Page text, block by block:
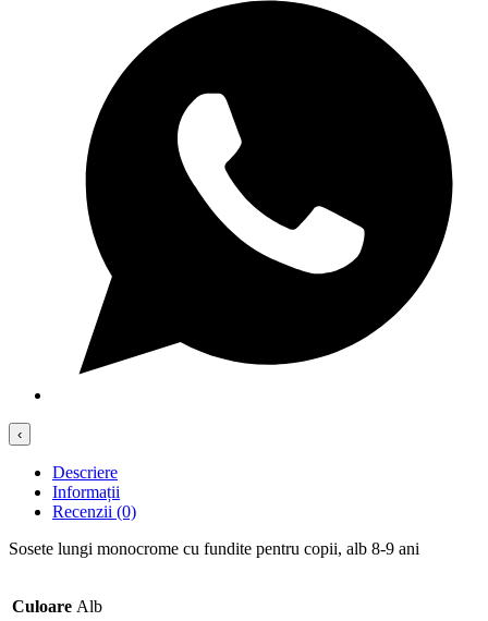
‹
Descriere
Informații
Recenzii (0)
Sosete lungi monocrome cu fundite pentru copii, alb 8-9 ani
Culoare Alb